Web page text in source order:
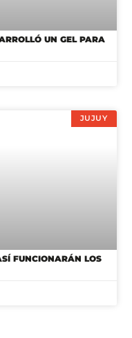
UN GEL PARA
JUJUY
FUNCIONARÁN LOS